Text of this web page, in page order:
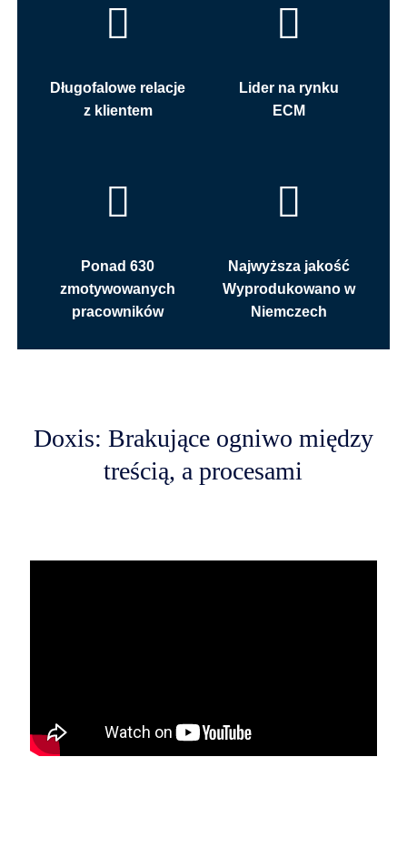
Długofalowe relacje
z klientem
Lider na rynku
ECM
Ponad 630
zmotywowanych
pracowników
Najwyższa jakość
Wyprodukowano w
Niemczech
Doxis: Brakujące ogniwo między
treścią, a procesami